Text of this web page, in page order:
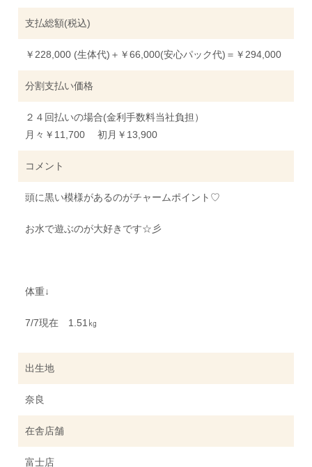
支払総額(税込)
￥228,000 (生体代)＋￥66,000(安心パック代)＝￥294,000
分割支払い価格
２４回払いの場合(金利手数料当社負担）
月々￥11,700 初月￥13,900
コメント
頭に黒い模様があるのがチャームポイント♡
お水で遊ぶのが大好きです☆彡
体重↓
7/7現在 1.51㎏
出生地
奈良
在舎店舗
富士店